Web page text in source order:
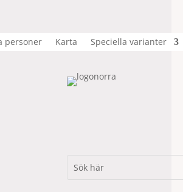
personer Karta Speciella varianter